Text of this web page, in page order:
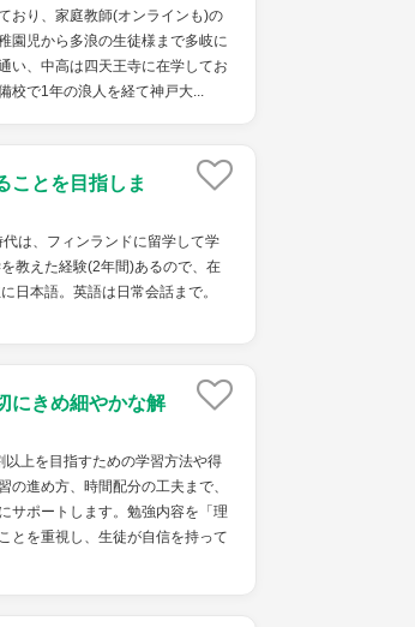
おり、家庭教師(オンラインも)の
園児から多浪の生徒様まで多岐に
い、中高は四天王寺に在学してお
校で1年の浪人を経て神戸大...
ことを目指しま
は、フィンランドに留学して学
教えた経験(2年間)あるので、在
日本語。英語は日常会話まで。
にきめ細やかな解
上を目指すための学習方法や得
の進め方、時間配分の工夫まで、
サポートします。勉強内容を「理
とを重視し、生徒が自信を持って